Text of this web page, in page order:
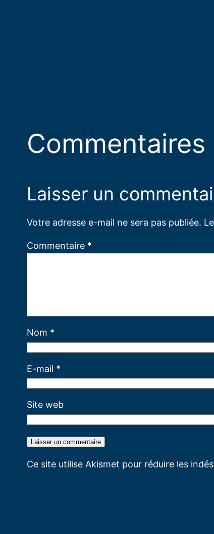
Commentaires
Laisser un
Votre adresse e-mail ne sera pas publiée.
Commentaire *
Nom *
E-mail *
Site web
Ce site utilise Akismet pour réduire les